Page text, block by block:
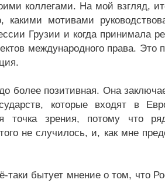
коллегами. На мой взгляд,
какими мотивами
Грузии и когда принимала
международного права. Это
более позитивная. Она
которые входят в
точка зрения, потому что
не случилось, и, как мне
бытует мнение о том, что